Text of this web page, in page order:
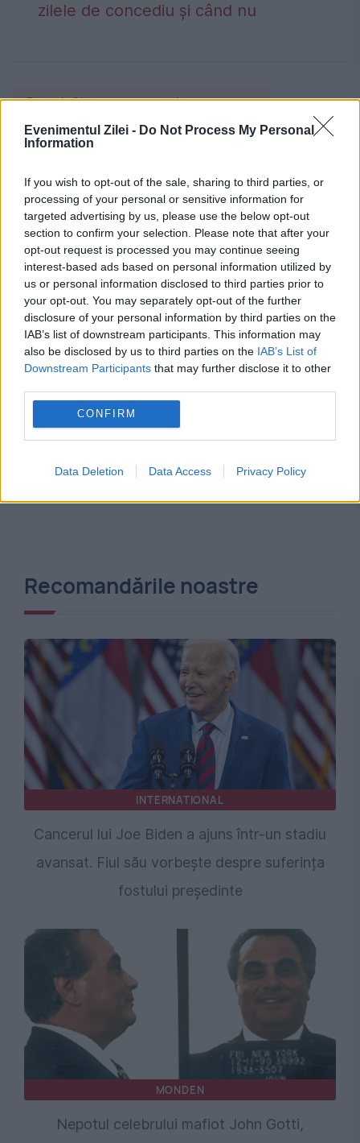
Evenimentul Zilei - Do Not Process My Personal
Information
If you wish to opt-out of the sale, sharing to third parties, or
processing of your personal or sensitive information for
targeted advertising by us, please use the below opt-out
section to confirm your selection. Please note that after your
opt-out request is processed you may continue seeing
interest-based ads based on personal information utilized by
us or personal information disclosed to third parties prior to
your opt-out. You may separately opt-out of the further
disclosure of your personal information by third parties on the
IAB’s list of downstream participants. This information may
also be disclosed by us to third parties on the IAB’s List of
Downstream Participants that may further disclose it to other
CONFIRM
Data Deletion Data Access Privacy Policy
zilele de concediu și când nu
Barack Obama canada europa
John Kerry kiev marea britanie
petro porosenko Philip Breedlove polonia
rusia SUA Susan Rice ucraina
washington
Recomandările noastre
INTERNATIONAL
Cancerul lui Joe Biden a ajuns într-un stadiu
avansat. Fiul său vorbește despre suferința
fostului președinte
MONDEN
Nepotul celebrului mafiot John Gotti,